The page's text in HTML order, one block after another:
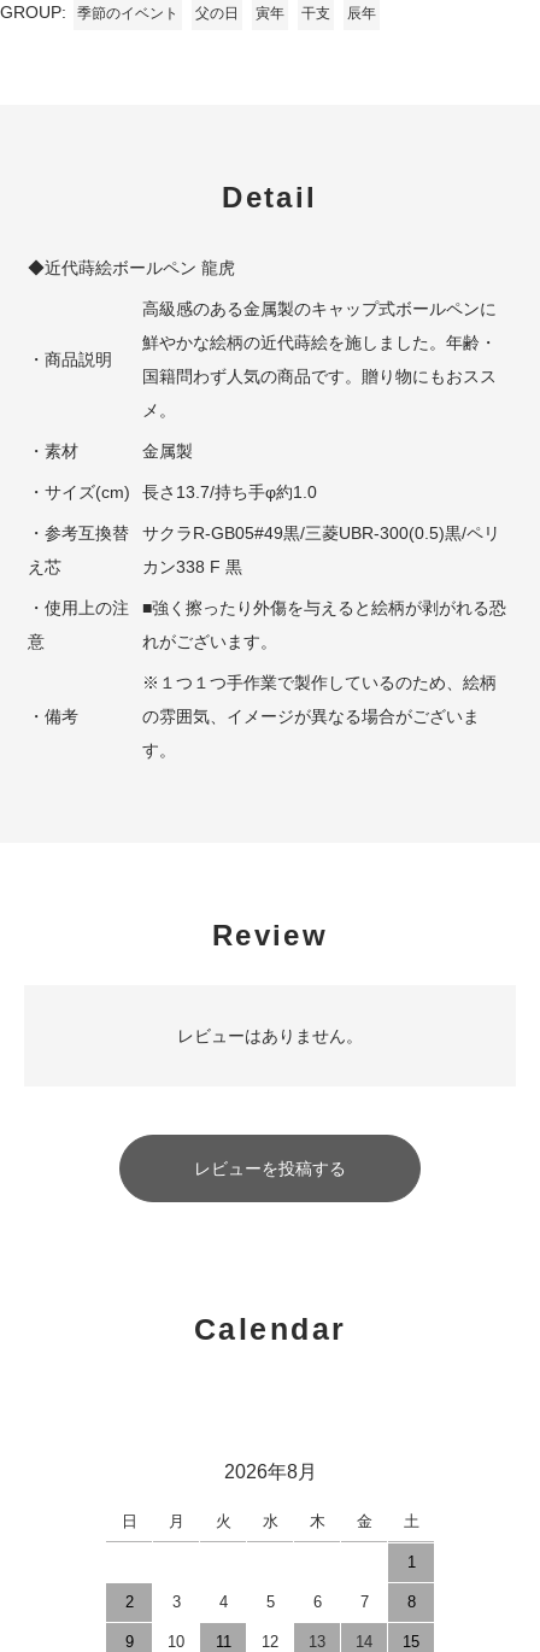
GROUP: 季節のイベント 父の日 寅年 干支 辰年
Detail
◆近代蒔絵ボールペン 龍虎
・商品説明
高級感のある金属製のキャップ式ボールペンに
鮮やかな絵柄の近代蒔絵を施しました。年齢・
国籍問わず人気の商品です。贈り物にもおスス
メ。
・素材 金属製
・サイズ(cm) 長さ13.7/持ち手φ約1.0
・参考互換替
え芯
サクラR-GB05#49黒/三菱UBR-300(0.5)黒/ペリ
カン338 F 黒
・使用上の注
意
■強く擦ったり外傷を与えると絵柄が剥がれる恐
れがございます。
・備考
※１つ１つ手作業で製作しているのため、絵柄
の雰囲気、イメージが異なる場合がございま
す。
Review
レビューはありません。
レビューを投稿する
Calendar
2026年8月
日 月 火 水 木 金 土
1
2 3 4 5 6 7 8
9 10 11 12 13 14 15